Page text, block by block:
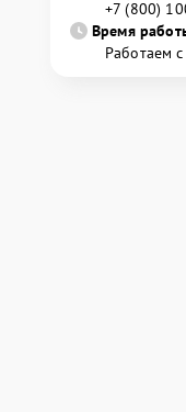
+7 (800)
Время
Работаем